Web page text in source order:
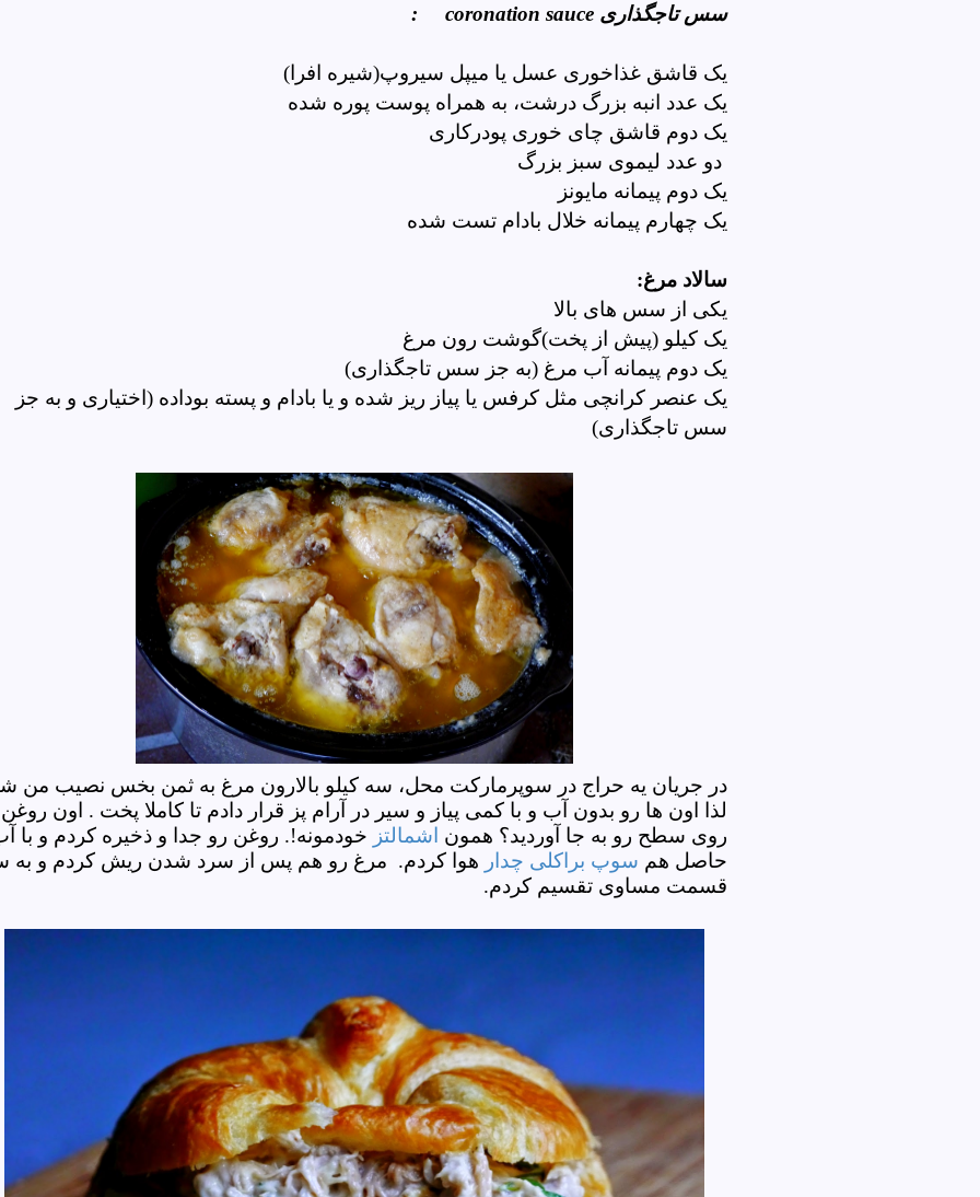
سس تاجگذاری coronation sauce
:
یک قاشق غذاخوری عسل یا میپل سیروپ(شیره افرا)
یک عدد انبه بزرگ درشت، به همراه پوست پوره شده
یک دوم قاشق چای خوری پودرکاری
دو عدد لیموی سبز بزرگ
یک دوم پیمانه مایونز
یک چهارم پیمانه خلال بادام تست شده
سالاد مرغ:
یکی از سس های بالا
یک کیلو (پیش از پخت)گوشت رون مرغ
یک دوم پیمانه آب مرغ (به جز سس تاجگذاری)
یک عنصر کرانچی مثل کرفس یا پیاز ریز شده و یا بادام و پسته بوداده (اختیاری و به جز
سس تاجگذاری)
در جریان یه حراج در سوپرمارکت محل، سه کیلو بالارون مرغ به ثمن بخس نصیب من
لذا اون ها رو بدون آب و با کمی پیاز و سیر در آرام پز قرار دادم تا کاملا پخت . اون روغن
روی سطح رو به جا آوردید؟ همون اشمالتز خودمونه!. روغن رو جدا و ذخیره کردم و با
حاصل هم سوپ براکلی چدار هوا کردم. مرغ رو هم پس از سرد شدن ریش کردم و به
قسمت مساوی تقسیم کردم.